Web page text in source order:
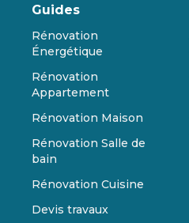
Guides
Rénovation
Énergétique
Rénovation
Appartement
Rénovation Maison
Rénovation Salle de
bain
Rénovation Cuisine
Devis travaux